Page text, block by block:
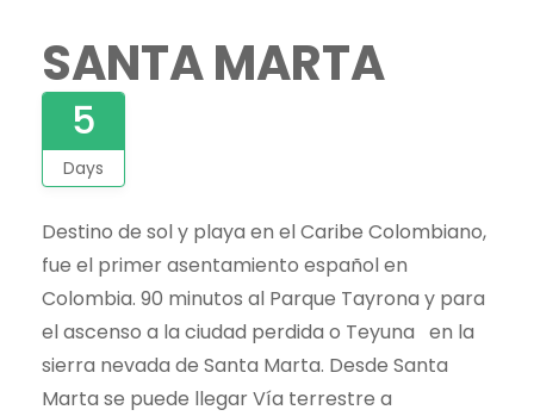
SANTA MARTA
5
Days
Destino de sol y playa en el Caribe Colombiano,
fue el primer asentamiento español en
Colombia. 90 minutos al Parque Tayrona y para
el ascenso a la ciudad perdida o Teyuna en la
sierra nevada de Santa Marta. Desde Santa
Marta se puede llegar Vía terrestre a